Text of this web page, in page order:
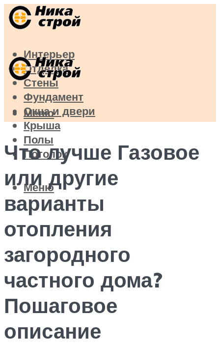
Интерьер
Отделка
Стены
Фундамент
Окна и двери
Крыша
Полы
Потолок
Меню
Меню
Что лучше Газовое
или другие
варианты
отопления
загородного
частного дома?
Пошаговое
описание